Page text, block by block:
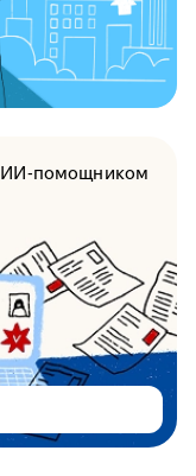
ИИ-помощником